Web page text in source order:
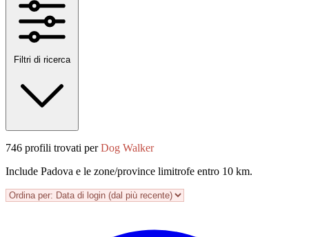
Filtri di ricerca
746 profili trovati perDog Walker
Include Padova e le zone/province limitrofe entro 10 km.